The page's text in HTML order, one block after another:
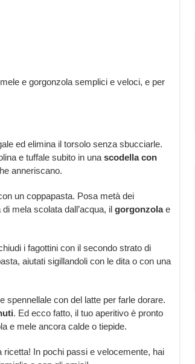
e gorgonzola semplici e veloci, e per
ed elimina il torsolo senza sbucciarle.
e tuffale subito in una scodella con
anneriscano.
un coppapasta. Posa metà dei
mela scolata dall’acqua, il gorgonzolae
i fagottini con il secondo strato di
aiutati sigillandoli con le dita o con una
spennellale con del latte per farle dorare.
. Ed ecco fatto, il tuo aperitivo è pronto
e mele ancora calde o tiepide.
In pochi passi e velocemente, hai